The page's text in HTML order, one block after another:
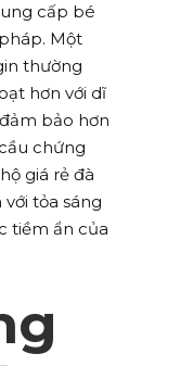
cấp bé
Một
thường
hơn với dĩ
bảo hơn
chứng
giá rẻ đà
tỏa sáng
tiềm ẩn của